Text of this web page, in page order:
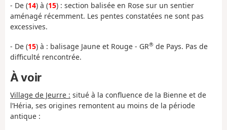
- De (14) à (15) : section balisée en Rose sur un sentier
aménagé récemment. Les pentes constatées ne sont pas
excessives.
- De (15) à : balisage Jaune et Rouge - GR® de Pays. Pas de
difficulté rencontrée.
À voir
Village de Jeurre : situé à la confluence de la Bienne et de
l’Héria, ses origines remontent au moins de la période
antique :